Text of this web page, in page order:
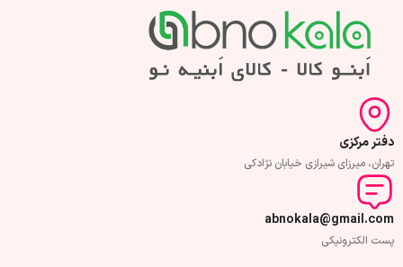
دفتر مرکزی
تهران، میرزای شیرازی خیابان نژادکی
abnokala@gmail.com
پست الکترونیکی